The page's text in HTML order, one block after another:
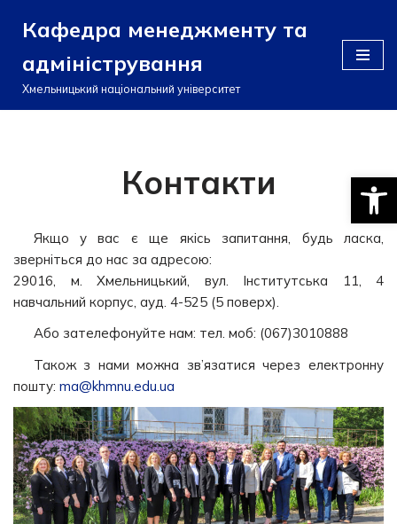
Перейти
до
вмісту
Кафедра менеджменту та
адміністрування
Хмельницький національний університет
Контакти
Якщо у вас є ще якісь запитання, будь ласка,
зверніться до нас за адресою:
29016, м. Хмельницький, вул. Інститутська 11, 4
навчальний корпус, ауд. 4-525 (5 поверх).
Або зателефонуйте нам: тел. моб: (067)3010888
Також з нами можна зв’язатися через електронну
пошту: ma@khmnu.edu.ua